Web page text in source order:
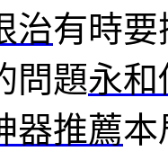
治有時
問題永和
器推薦本